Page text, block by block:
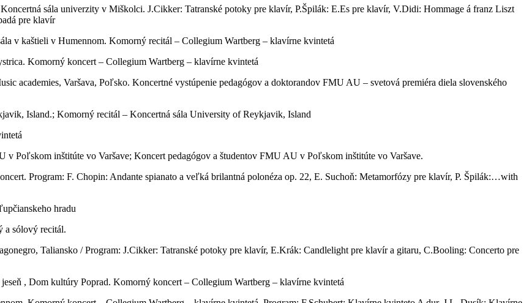
sála univerzity v Miškolci. J.Cikker: Tatranské potoky pre klavír, P.Špilák: E.Es pre klavír, V.Didi: Hommage á franz Liszt
pre klavír
v kaštieli v Humennom. Komorný recitál – Collegium Wartberg – klavírne kvintetá
Komorný koncert – Collegium Wartberg – klavírne kvintetá
academies, Varšava, Poľsko. Koncertné vystúpenie pedagógov a doktorandov FMU AU – svetová premiéra diela slovenského
Island.; Komorný recitál – Koncertná sála University of Reykjavik, Island
Poľskom inštitúte vo Varšave; Koncert pedagógov a študentov FMU AU v Poľskom inštitúte vo Varšave.
Program: F. Chopin: Andante spianato a veľká brilantná polonéza op. 22, E. Suchoň: Metamorfózy pre klavír, P. Špilák:…with
hradu
a sólový recitál.
Taliansko / Program: J.Cikker: Tatranské potoky pre klavír, E.Krák: Candlelight pre klavír a gitaru, C.Booling: Concerto pre
, Dom kultúry Poprad. Komorný koncert – Collegium Wartberg – klavírne kvintetá